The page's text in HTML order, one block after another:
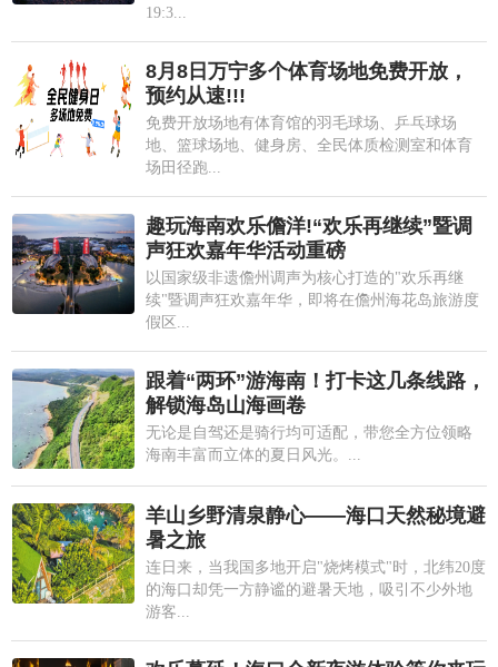
19:3...
8月8日万宁多个体育场地免费开放，
预约从速!!!
免费开放场地有体育馆的羽毛球场、乒乓球场
地、篮球场地、健身房、全民体质检测室和体育
场田径跑...
趣玩海南欢乐儋洋!“欢乐再继续”暨调
声狂欢嘉年华活动重磅
以国家级非遗儋州调声为核心打造的"欢乐再继
续"暨调声狂欢嘉年华，即将在儋州海花岛旅游度
假区...
跟着“两环”游海南！打卡这几条线路，
解锁海岛山海画卷
无论是自驾还是骑行均可适配，带您全方位领略
海南丰富而立体的夏日风光。...
羊山乡野清泉静心——海口天然秘境避
暑之旅
连日来，当我国多地开启"烧烤模式"时，北纬20度
的海口却凭一方静谧的避暑天地，吸引不少外地
游客...